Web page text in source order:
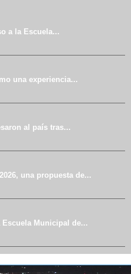
a la Escuela...
una experiencia...
al país tras...
una propuesta de...
Municipal de...